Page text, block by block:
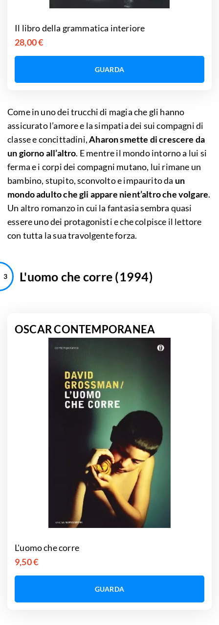
Il libro della grammatica interiore
28,00 €
GUARDA
Come in uno dei trucchi di magia che gli hanno
assicurato l’amore e la simpatia dei sui compagni di
classe e concittadini,Aharon smette di crescere da
un giorno all’altro. E mentre il mondo intorno a lui si
ferma e i corpi dei compagni mutano, lui rimane un
bambino, stupito, sconvolto e impaurito da un
mondo adulto che gli appare nient’altro che volgare.
Un altro romanzo in cui la fantasia sembra quasi
essere uno dei protagonisti e che colpisce il lettore
con tutta la sua travolgente forza.
L'uomo che corre (1994)
OSCAR CONTEMPORANEA
L'uomo che corre
9,50 €
GUARDA